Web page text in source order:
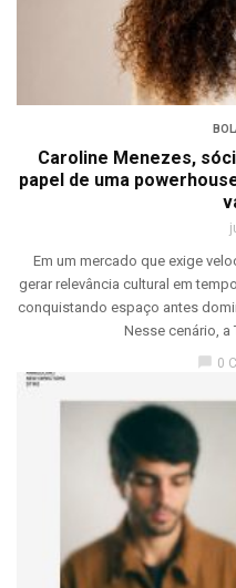
Caroline Menezes,
papel de uma
Em um mercado que exige
gerar relevância cultural em
conquistando espaço antes
Nesse cenário, a
chat_bubble 0